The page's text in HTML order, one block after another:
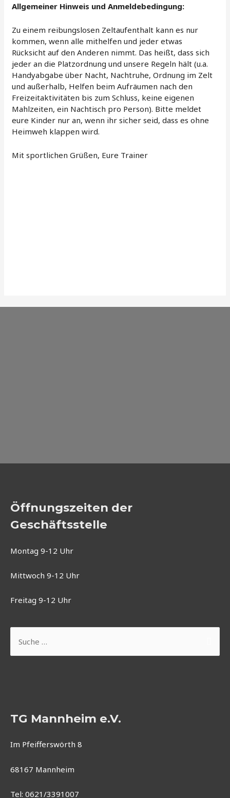
Allgemeiner Hinweis und Anmeldebedingung:
Zu einem reibungslosen Zeltaufenthalt kann es nur
kommen, wenn alle mithelfen und jeder etwas
Rücksicht auf den Anderen nimmt. Das heißt, dass sich
jeder an die Platzordnung und unsere Regeln hält (u.a.
Handyabgabe über Nacht, Nachtruhe, Ordnung im Zelt
und außerhalb, Helfen beim Aufräumen nach den
Freizeitaktivitäten bis zum Schluss, keine eigenen
Mahlzeiten, ein Nachtisch pro Person). Bitte meldet
eure Kinder nur an, wenn ihr sicher seid, dass es ohne
Heimweh klappen wird.
Mit sportlichen Grüßen, Eure Trainer
Öffnungszeiten der
Geschäftsstelle
Montag 9-12 Uhr
Mittwoch 9-12 Uhr
Freitag 9-12 Uhr
nach:
TG Mannheim e.V.
Im Pfeifferswörth 8
68167 Mannheim
Tel: 0621/3391007